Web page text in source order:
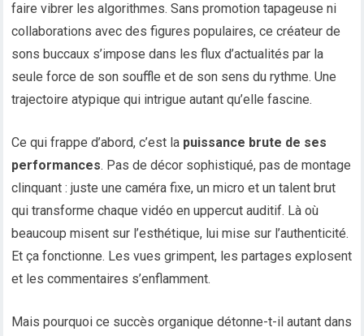
faire vibrer les algorithmes. Sans promotion tapageuse ni
collaborations avec des figures populaires, ce créateur de
sons buccaux s’impose dans les flux d’actualités par la
seule force de son souffle et de son sens du rythme. Une
trajectoire atypique qui intrigue autant qu’elle fascine.
Ce qui frappe d’abord, c’est la puissance brute de ses
performances. Pas de décor sophistiqué, pas de montage
clinquant : juste une caméra fixe, un micro et un talent brut
qui transforme chaque vidéo en uppercut auditif. Là où
beaucoup misent sur l’esthétique, lui mise sur l’authenticité.
Et ça fonctionne. Les vues grimpent, les partages explosent
et les commentaires s’enflamment.
Mais pourquoi ce succès organique détonne-t-il autant dans